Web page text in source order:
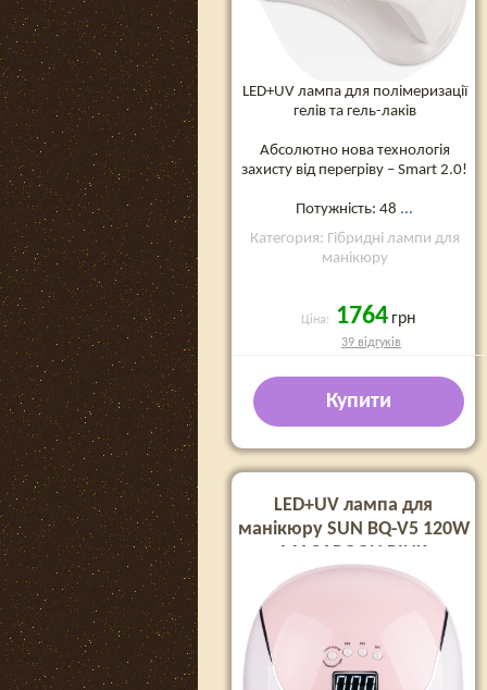
LED+UV лампа для полімеризації
гелів та гель-лаків
Абсолютно нова технологія
захисту від перегріву – Smart 2.0!
Потужність: 48 ...
Категория: Гібридні лампи для
манікюру
Ціна: 1764 грн
39 відгуків
Купити
LED+UV лампа для
манікюру SUN BQ-V5 120W
MACAROON PINK